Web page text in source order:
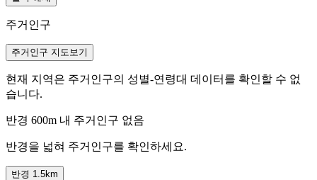
주거인구
주거인구 지도보기
현재 지역은 주거인구의 성별-연령대 데이터를 확인할 수 없
습니다.
반경 600m 내 주거인구 없음
반경을 넓혀 주거인구를 확인하세요.
반경 1.5km